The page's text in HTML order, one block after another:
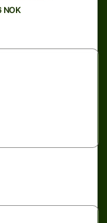
NOK